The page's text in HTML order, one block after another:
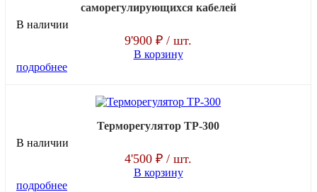
саморегулирующихся кабелей
В наличии
9'900 ₽ / шт.
В корзину
подробнее
Терморегулятор ТР-300
В наличии
4'500 ₽ / шт.
В корзину
подробнее